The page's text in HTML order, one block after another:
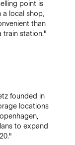
point is
local shop,
than
train station."
founded in
locations
to expand